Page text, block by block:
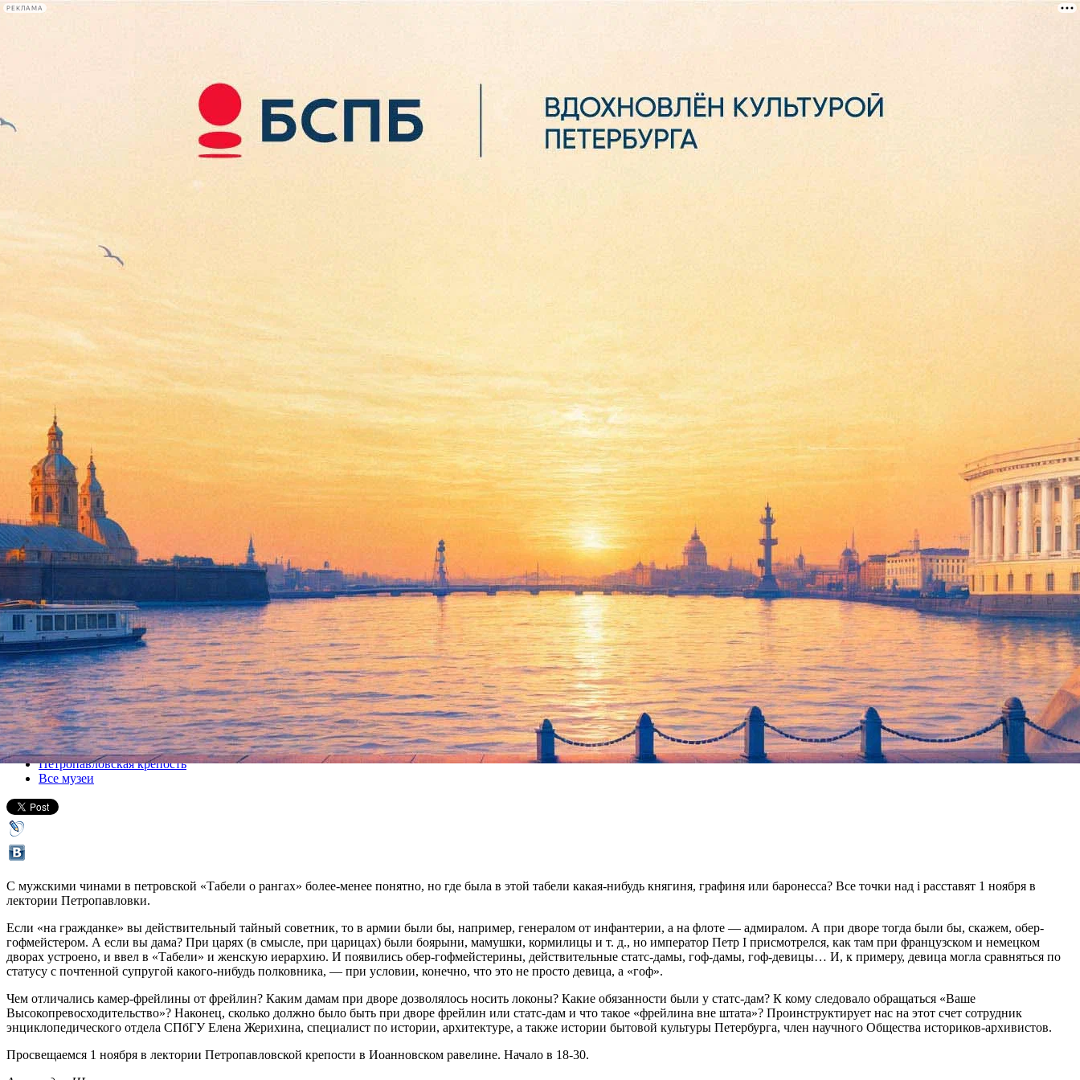
РЕКЛАМА
лекции
книги
Статс-дам и гоф-девиц расставят по местам в Петропавловской крепости
01 ноября 2018, четверг,18.30
Версия для печати
Все лекции
Петропавловская крепость
Все музеи
С мужскими чинами в петровской «Табели о рангах» более-менее понятно, но где была в этой табели какая-нибудь княгиня, графиня или баронесса? Все точки над i расставят 1 ноября в
лектории Петропавловки.
Если «на гражданке» вы действительный тайный советник, то в армии были бы, например, генералом от инфантерии, а на флоте — адмиралом. А при дворе тогда были бы, скажем, обер-
гофмейстером. А если вы дама? При царях (в смысле, при царицах) были боярыни, мамушки, кормилицы и т. д., но император Петр I присмотрелся, как там при французском и немецком
дворах устроено, и ввел в «Табели» и женскую иерархию. И появились обер-гофмейстерины, действительные статс-дамы, гоф-дамы, гоф-девицы… И, к примеру, девица могла сравняться по
статусу с почтенной супругой какого-нибудь полковника, — при условии, конечно, что это не просто девица, а «гоф».
Чем отличались камер-фрейлины от фрейлин? Каким дамам при дворе дозволялось носить локоны? Какие обязанности были у статс-дам? К кому следовало обращаться «Ваше
Высокопревосходительство»? Наконец, сколько должно было быть при дворе фрейлин или статс-дам и что такое «фрейлина вне штата»? Проинструктирует нас на этот счет сотрудник
энциклопедического отдела СПбГУ Елена Жерихина, специалист по истории, архитектуре, а также истории бытовой культуры Петербурга, член научного Общества историков-архивистов.
Просвещаемся 1 ноября в лектории Петропавловской крепости в Иоанновском равелине. Начало в 18-30.